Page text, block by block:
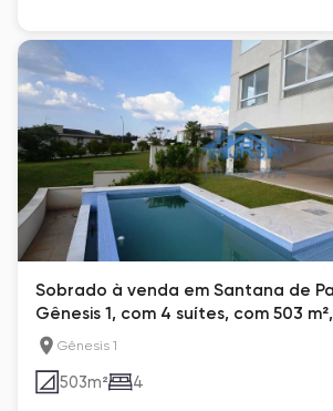
Sobrado à venda em Santana de
Gênesis 1, com 4 suítes, com 503
Gênesis 1
503m² 4